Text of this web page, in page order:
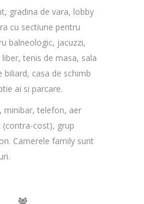
gradina de vara, lobby
cu sectiune pentru
balneologic, jacuzzi,
tenis de masa, sala
biliard, casa de schimb
ai si parcare.
minibar, telefon, aer
cost), grup
Camerele family sunt